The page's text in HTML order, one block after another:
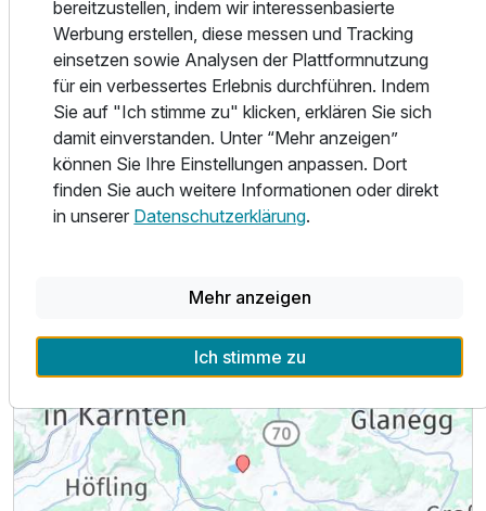
Alle Infos zum Feriendorf am Maltschacher See
Lage & Umgebung
bereitzustellen, indem wir interessenbasierte
Werbung erstellen, diese messen und Tracking
einsetzen sowie Analysen der Plattformnutzung
für ein verbessertes Erlebnis durchführen. Indem
Sie auf "Ich stimme zu" klicken, erklären Sie sich
damit einverstanden. Unter “Mehr anzeigen”
können Sie Ihre Einstellungen anpassen. Dort
finden Sie auch weitere Informationen oder direkt
in unserer Datenschutzerklärung.
Mehr anzeigen
Ich stimme zu